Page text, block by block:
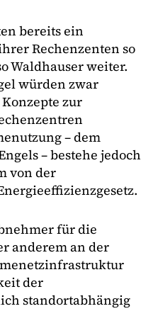
bereits ein
Rechenzenten so
Waldhauser weiter.
würden zwar
zur
– dem
– bestehe jedoch
von der
für die
anderem an der
der
standortabhängig